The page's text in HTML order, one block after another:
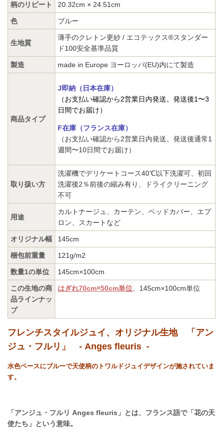
柄のリピート 20.32cm × 24.51cm
色 ブルー
生地質
薄手のクレトン更紗 / エコテックス®スタンダー
ド100安全基準品質
製造 made in Europe ヨーロッパ(EU)内にて製造
商品タイプ
J即納（日本在庫）
（お支払い確認から2営業日内発送。発送後1〜3
日間でお届け）
F在庫（フランス在庫）
（お支払い確認から2営業日内発送。発送後通常1
週間〜10日間でお届け）
取り扱い方
洗濯機でデリケートコース40℃以下洗濯可、初回
洗濯後2％前後の縮み有り、ドライクリーニング
不可
用途
カルトナージュ、カーテン、ベッドカバー、エプ
ロン、スカートなど
オリジナル幅 145cm
梱包前重量 121g/m2
数量1の単位 145cm×100cm
この生地の商
品ラインナッ
プ
はぎれ70cm×50cm単位、145cm×100cm単位
フレンチスタイルジュイ、オリジナル生地 「アン
ジュ・フルリ」 - Anges fleuris -
水色ベースにブルーで天使柄のトワルドジュイデザインが施されていま
す。
「アンジュ・フルリ Anges fleuris」とは、フランス語で「花の天
使たち」という意味。